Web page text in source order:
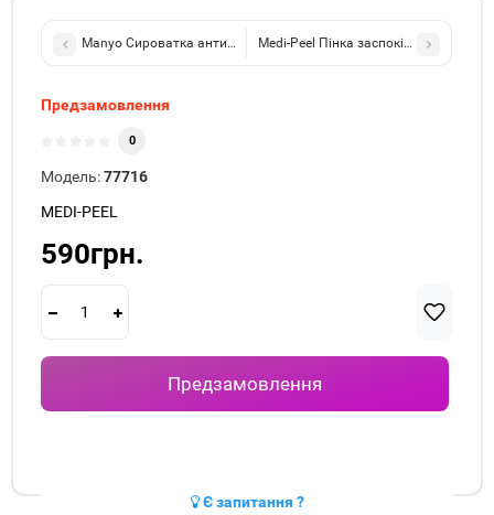
Manyo Сироватка антивікова з колагеном V.collagen Heart Fit
Medi-Peel Пінка заспокійлива
Предзамовлення
0
Модель:77716
MEDI-PEEL
590грн.
Предзамовлення
Є запитання ?